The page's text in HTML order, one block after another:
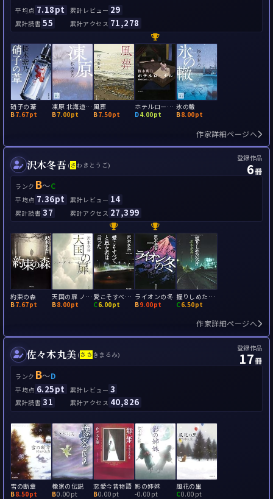
平均点 7.18pt 累計レビュー 29
累計読書 55 累計アクセス 71,278
硝子の葦
B7.67pt
凍原 北海道警釧路方面本部刑事第一課・松崎比呂
B7.00pt
風葬
B7.50pt
ホテルローヤル
D4.00pt
氷の轍
B8.00pt
作家詳細ページへ
沢木冬吾 (さ わきとうご)
登録作品
6冊
ランク B～C
平均点 7.36pt 累計レビュー 14
累計読書 37 累計アクセス 27,399
約束の森
B7.67pt
天国の扉 ノッキング・オン・ヘヴンズ・ドア
B8.00pt
愛こそすべて、と愚か者は言った
C6.00pt
ライオンの冬
B9.00pt
握りしめた欠片
C6.50pt
作家詳細ページへ
佐々木丸美 (さ さ きまるみ)
登録作品
17冊
ランク B～D
平均点 6.25pt 累計レビュー 3
累計読書 31 累計アクセス 40,826
雪の断章
B8.50pt
橡家の伝説
B0.00pt
恋愛今昔物語
B0.00pt
影の姉妹
-0.00pt
風花の里
C0.00pt